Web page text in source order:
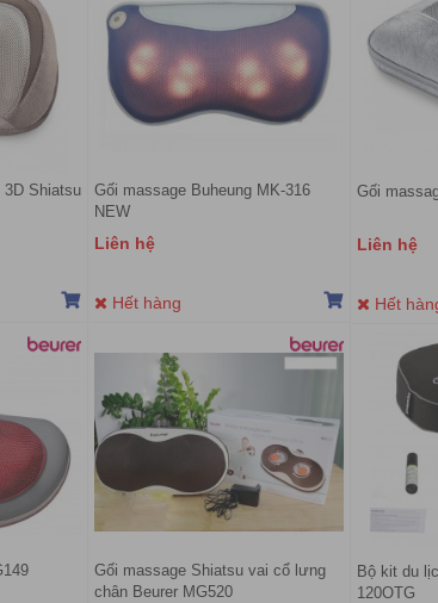
3D Shiatsu
Gối massage Buheung MK-316
NEW
Liên hệ
Hết hàng
Gối
Liên hệ
Hết
Gối massage Shiatsu vai cổ lưng
chân Beurer MG520
Bộ kit du
120OTG